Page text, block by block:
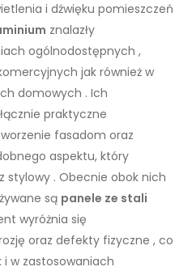
i dźwięku pomieszczeń
znalazły
ogólnodostępnych ,
jak również w
domowych . Ich
praktyczne
fasadom oraz
aspektu, który
stylowy . Obecnie obok nich
są panele ze stali
wyróżnia się
oraz defekty fizyczne , co
i w zastosowaniach